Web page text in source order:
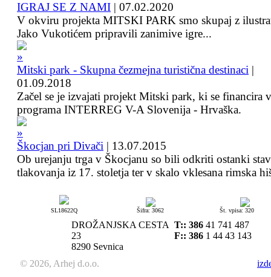
IGRAJ SE Z NAMI | 07.02.2020
V okviru projekta MITSKI PARK smo skupaj z
Jako Vukotićem pripravili zanimive igre...
Mitski park - Skupna čezmejna turistična destinaci |
01.09.2018
Začel se je izvajati projekt Mitski park, ki se financira
programa INTERREG V-A Slovenija - Hrvaška.
Škocjan pri Divači | 13.07.2015
Ob urejanju trga v Škocjanu so bili odkriti ostanki
tlakovanja iz 17. stoletja ter v skalo vklesana rimska
SL18622Q Šifra: 3062 Št. vpisa: 320
DROŽANJSKA CESTA
23
8290 Sevnica
T:: 386 41 741 487
F:: 386 1 44 43 143
© 2026, Arhej d.o.o.